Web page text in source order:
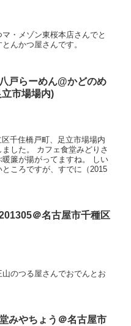
・メゾン東桜本店さんでと
んかつ屋さんです。
戸らーめん@かどのめ
立市場場内)
千住橋戸町、足立市場場内
した。 カフェ食堂みどりさ
簾が揚がってますね。 しい
ころですが、すでに（2015
＠名古屋市千種区
のつる屋さんでおでんとお
みやちょう＠名古屋市